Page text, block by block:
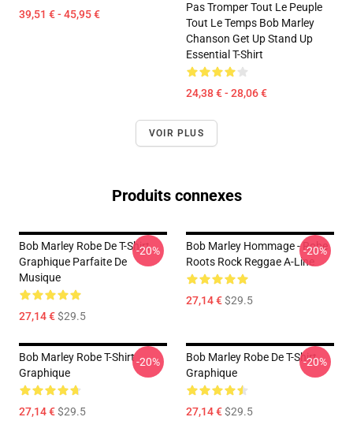
39,51 € - 45,95 €
Pas Tromper Tout Le Peuple
Tout Le Temps Bob Marley
Chanson Get Up Stand Up
Essential T-Shirt
24,38 € - 28,06 €
VOIR PLUS
Produits connexes
Bob Marley Robe De T-Shirt
Graphique Parfaite De
Musique
27,14 €$29.5
-20%
Bob Marley Hommage - Robe
Roots Rock Reggae A-Line
27,14 €$29.5
-20%
Bob Marley Robe T-Shirt
Graphique
27,14 €$29.5
-20%
Bob Marley Robe De T-Shirt
Graphique
27,14 €$29.5
-20%